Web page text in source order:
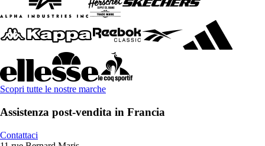
Scopri tutte le nostre marche
Assistenza post-vendita in Francia
Contattaci